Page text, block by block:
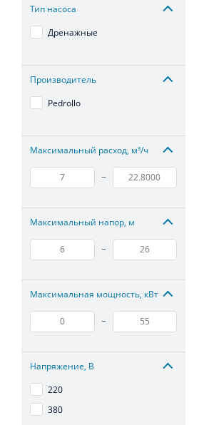
Тип насоса
Дренажные
Производитель
Pedrollo
Максимальный расход, м³/ч
–
Максимальный напор, м
–
Максимальная мощность, кВт
–
Напряжение, В
220
380